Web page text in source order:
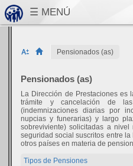
Pensionados (as)
Pensionados (as)
La Dirección de Prestaciones es
trámite y cancelación de
(indemnizaciones diarias por
nupcias y funerarias) y largo
sobreviviente) solicitadas a
seguridad social suscritos entre
otros países en materia de
Tipos de Pensiones